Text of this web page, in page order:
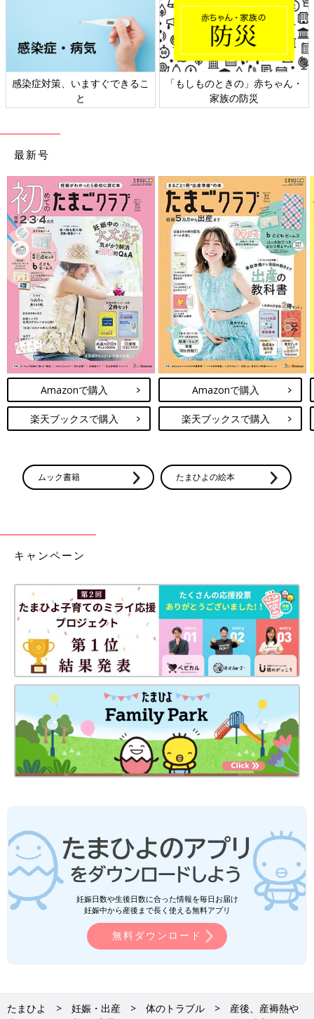
ゃん・
日本外来小児科学会リーフレッ
六星占術 細木かおりさ
最新号
Amazonで購入
楽天ブックスで購入
Amazonで購入
楽天ブックスで購入
ムック書籍 たまひよの絵本
キャンペーン
妊娠日数や生後日数に合った情報を毎日お届け
妊娠中から産後まで長く使える無料アプリ
無料ダウンロード
たまひよ 妊娠・出産 体のトラブル
産後、産褥熱や